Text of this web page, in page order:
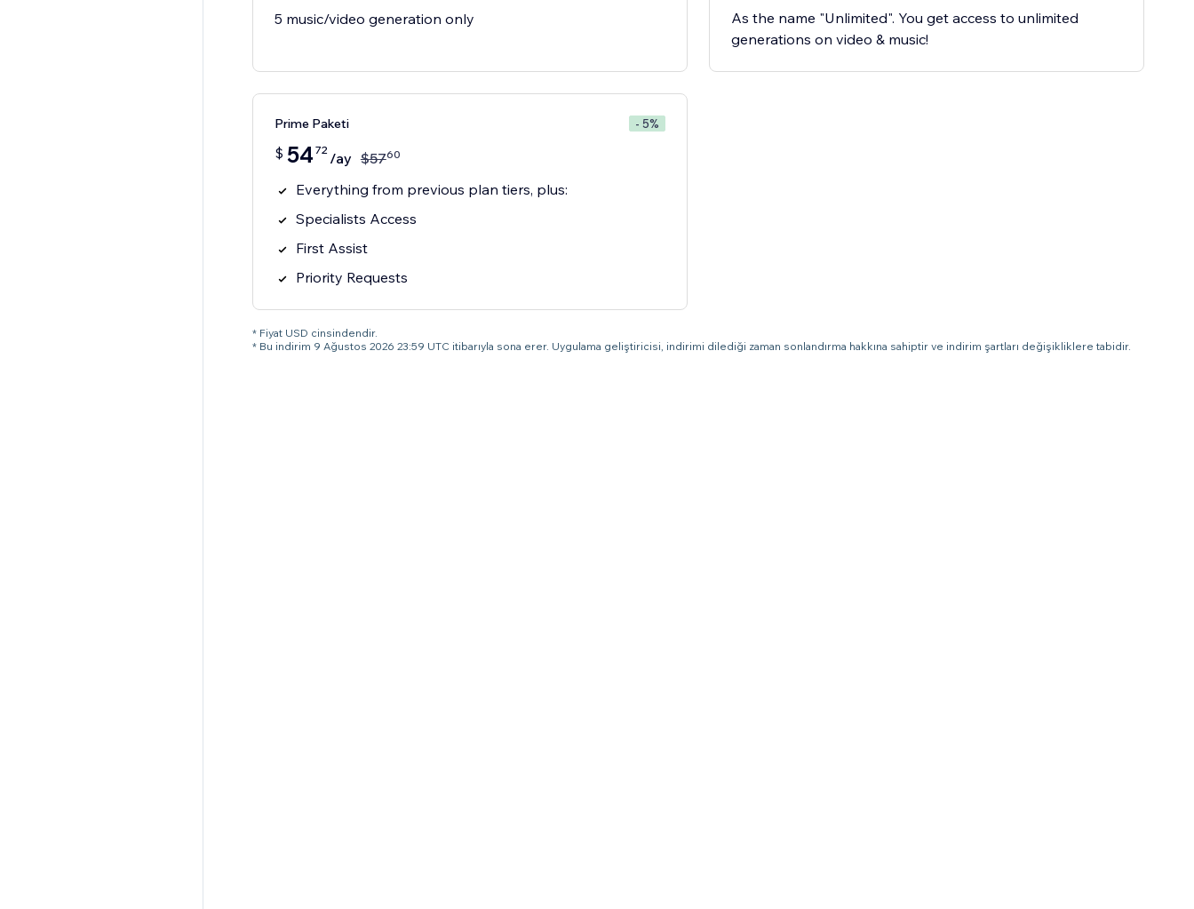
5 music/video generation only
As the name "Unlimited". You get access to unlimited
generations on video & music!
Prime Paketi - 5%
$ 54 72 /ay $5760
Everything from previous plan tiers, plus:
Specialists Access
First Assist
Priority Requests
* Fiyat USD cinsindendir.
* Bu indirim 9 Ağustos 2026 23:59 UTC itibarıyla sona erer. Uygulama geliştiricisi, indirimi dilediği zaman sonlandırma hakkına sahiptir ve indirim şartları değişikliklere tabidir.